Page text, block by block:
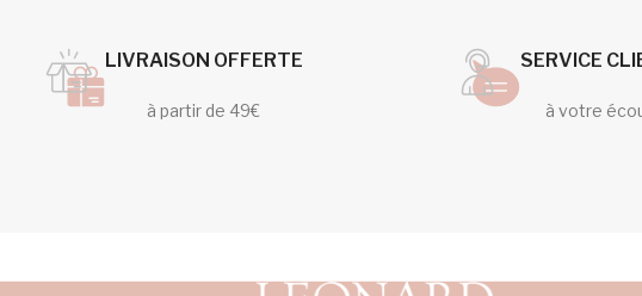
LIVRAISON OFFERTE
à partir de 49€
SERVICE
à votre